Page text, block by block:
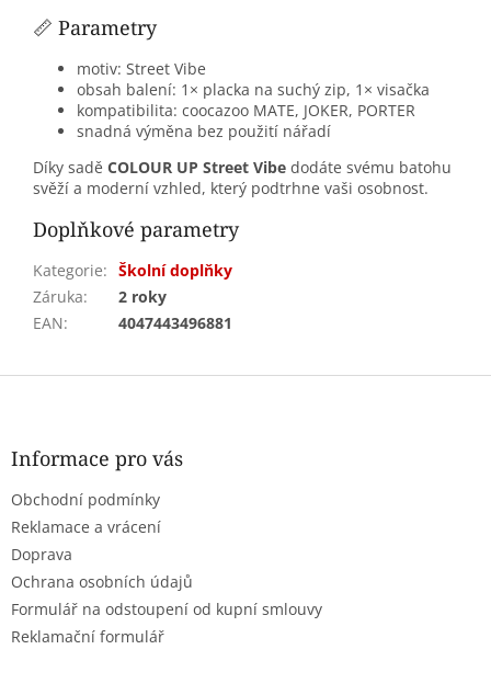
📏 Parametry
motiv: Street Vibe
obsah balení: 1× placka na suchý zip, 1× visačka
kompatibilita: coocazoo MATE, JOKER, PORTER
snadná výměna bez použití nářadí
Díky sadě COLOUR UP Street Vibe dodáte svému batohu
svěží a moderní vzhled, který podtrhne vaši osobnost.
Doplňkové parametry
Kategorie: Školní doplňky
Záruka:
2 roky
EAN: 4047443496881
Z
Informace pro vás
Obchodní podmínky
Reklamace a vrácení
Doprava
Ochrana osobních údajů
Formulář na odstoupení od kupní smlouvy
Reklamační formulář